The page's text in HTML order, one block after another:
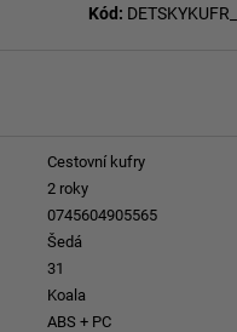
Kód:
Cestovní kufry
2 roky
0745604905565
Šedá
31
Koala
ABS + PC